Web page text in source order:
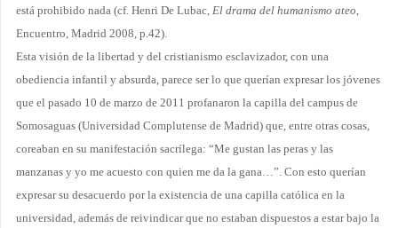
está prohibido nada (cf. Henri De Lubac, El drama del humanismo ateo,
Encuentro, Madrid 2008, p.42).
Esta visión de la libertad y del cristianismo esclavizador, con una
obediencia infantil y absurda, parece ser lo que querían expresar los jóvenes
que el pasado 10 de marzo de 2011 profanaron la capilla del campus de
Somosaguas (Universidad Complutense de Madrid) que, entre otras cosas,
coreaban en su manifestación sacrílega: “Me gustan las peras y las
manzanas y yo me acuesto con quien me da la gana…”. Con esto querían
expresar su desacuerdo por la existencia de una capilla católica en la
universidad, además de reivindicar que no estaban dispuestos a estar bajo la